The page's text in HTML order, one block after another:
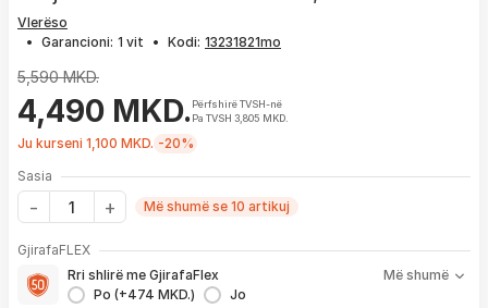
Vlerëso
• Garancioni: 1 vit • Kodi:
5,590 MKD.
4,490 MKD.Përfshirë TVSH-në
Pa TVSH 3,805 MKD.
Ju kurseni 1,100 MKD. -20%
Sasia
Më shumë se 10 artikuj
GjirafaFLEX
Rri shlirë me GjirafaFlex
Po (+474 MKD.)
Jo
Më shumë
-Prioritet
1 viti nga blerja
- Kontakt brenda24 hpër servisim, zëvendësim apo kthim